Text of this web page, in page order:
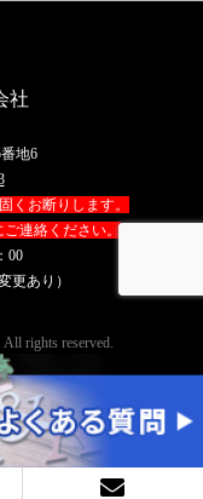
社
地6
くお断りします。
連絡ください。
00
更あり）
rights reserved.